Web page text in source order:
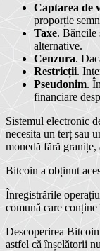
Captarea de
proporție
Taxe. Băncile
alternative.
Cenzura.
Restricții.
Pseudonim.
financiare
Sistemul electronic
necesita un terț sau
monedă fără
Bitcoin a obținut
Înregistrările
comună care
Descoperirea
astfel că înșelătorii